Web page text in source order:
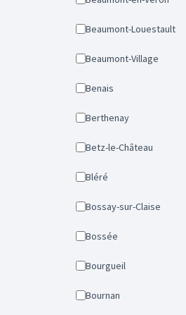
Beaumont-Louestault
Beaumont-Village
Benais
Berthenay
Betz-le-Château
Bléré
Bossay-sur-Claise
Bossée
Bourgueil
Bournan